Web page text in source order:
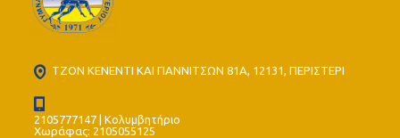
ΤΖΟΝ ΚΕΝΕΝΤΙ ΚΑΙ ΓΙΑΝΝΙΤΣΩΝ 81Α, 12131, ΠΕΡΙΣΤΕΡΙ
2105777147 | Κολυμβητήριο
Χωράφας: 2105055125